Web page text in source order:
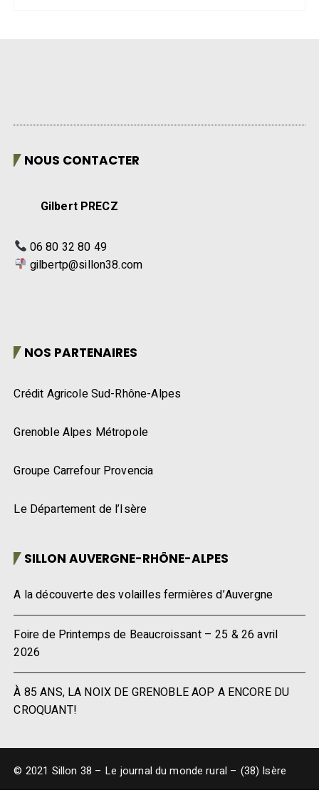
NOUS CONTACTER
Gilbert PRECZ
06 80 32 80 49
gilbertp@sillon38.com
NOS PARTENAIRES
Crédit Agricole Sud-Rhône-Alpes
Grenoble Alpes Métropole
Groupe Carrefour Provencia
Le Département de l’Isère
SILLON AUVERGNE-RHÔNE-ALPES
A la découverte des volailles fermières d’Auvergne
Foire de Printemps de Beaucroissant – 25 & 26 avril
2026
À 85 ANS, LA NOIX DE GRENOBLE AOP A ENCORE DU
CROQUANT!
© 2021 Sillon 38 – Le journal du monde rural – (38) Isère